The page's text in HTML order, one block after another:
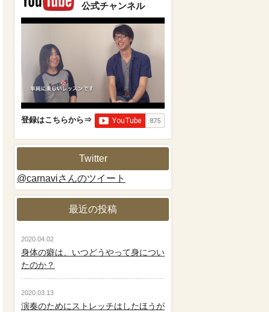
公式チャンネル
登録はこちらから⇒
Twitter
@carnaviさんのツイート
最近の投稿
2020.04.02
身体の癖は、いつどうやって身につい
たのか？
2020.03.13
演奏のためにストレッチはしたほうが